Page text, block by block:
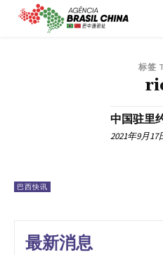
标签
巴西快讯
中国驻里
2021年9月17
最新消息